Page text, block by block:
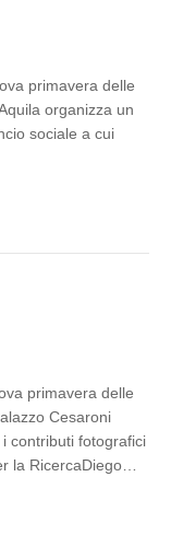
primavera delle
organizza un
sociale a cui
primavera delle
Cesaroni
contributi fotografici
la RicercaDiego…